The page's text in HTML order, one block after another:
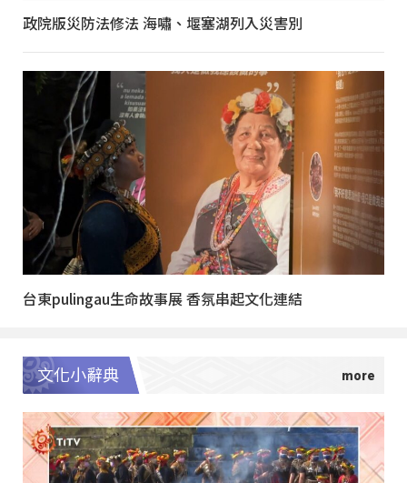
政院版災防法修法 海嘯、堰塞湖列入災害別
台東pulingau生命故事展 香氛串起文化連結
文化小辭典